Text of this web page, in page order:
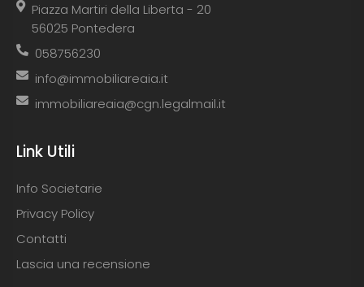
Piazza Martiri della Liberta - 20
56025 Pontedera
058756230
info@immobiliareaia.it
immobiliareaia@cgn.legalmail.it
Link Utili
Info Societarie
Privacy Policy
Contatti
Lascia una recensione